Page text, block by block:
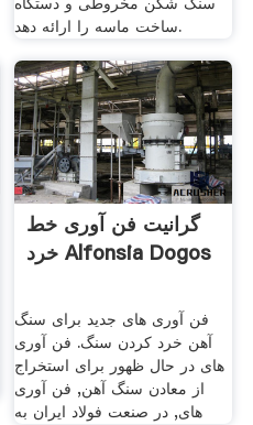
ساخت ماسه را ارائه دهد.
گرانیت فن آوری خط
خرد Alfonsia Dogos
فن آوری های جدید برای سنگ
آهن خرد کردن سنگ. فن آوری
های در حال ظهور برای استخراج
از معادن سنگ آهن, فن آوری
های, در صنعت فولاد ایران به